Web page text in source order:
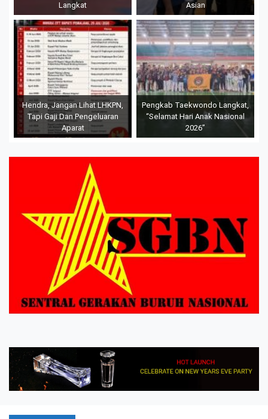
Langkat
Asian
Hendra, Jangan Lihat LHKPN,
Tapi Gaji Dan Pengeluaran
Aparat
Pengkab Taekwondo Langkat,
“Selamat Hari Anak Nasional
2026”